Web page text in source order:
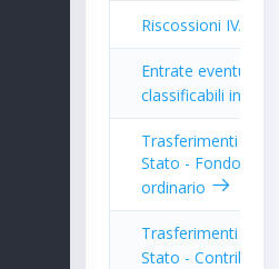
Riscossioni IVA
Entrate eventuali
classificabili in
Trasferimenti
Stato - Fondo
ordinario
Trasferimenti
Stato - Contributi